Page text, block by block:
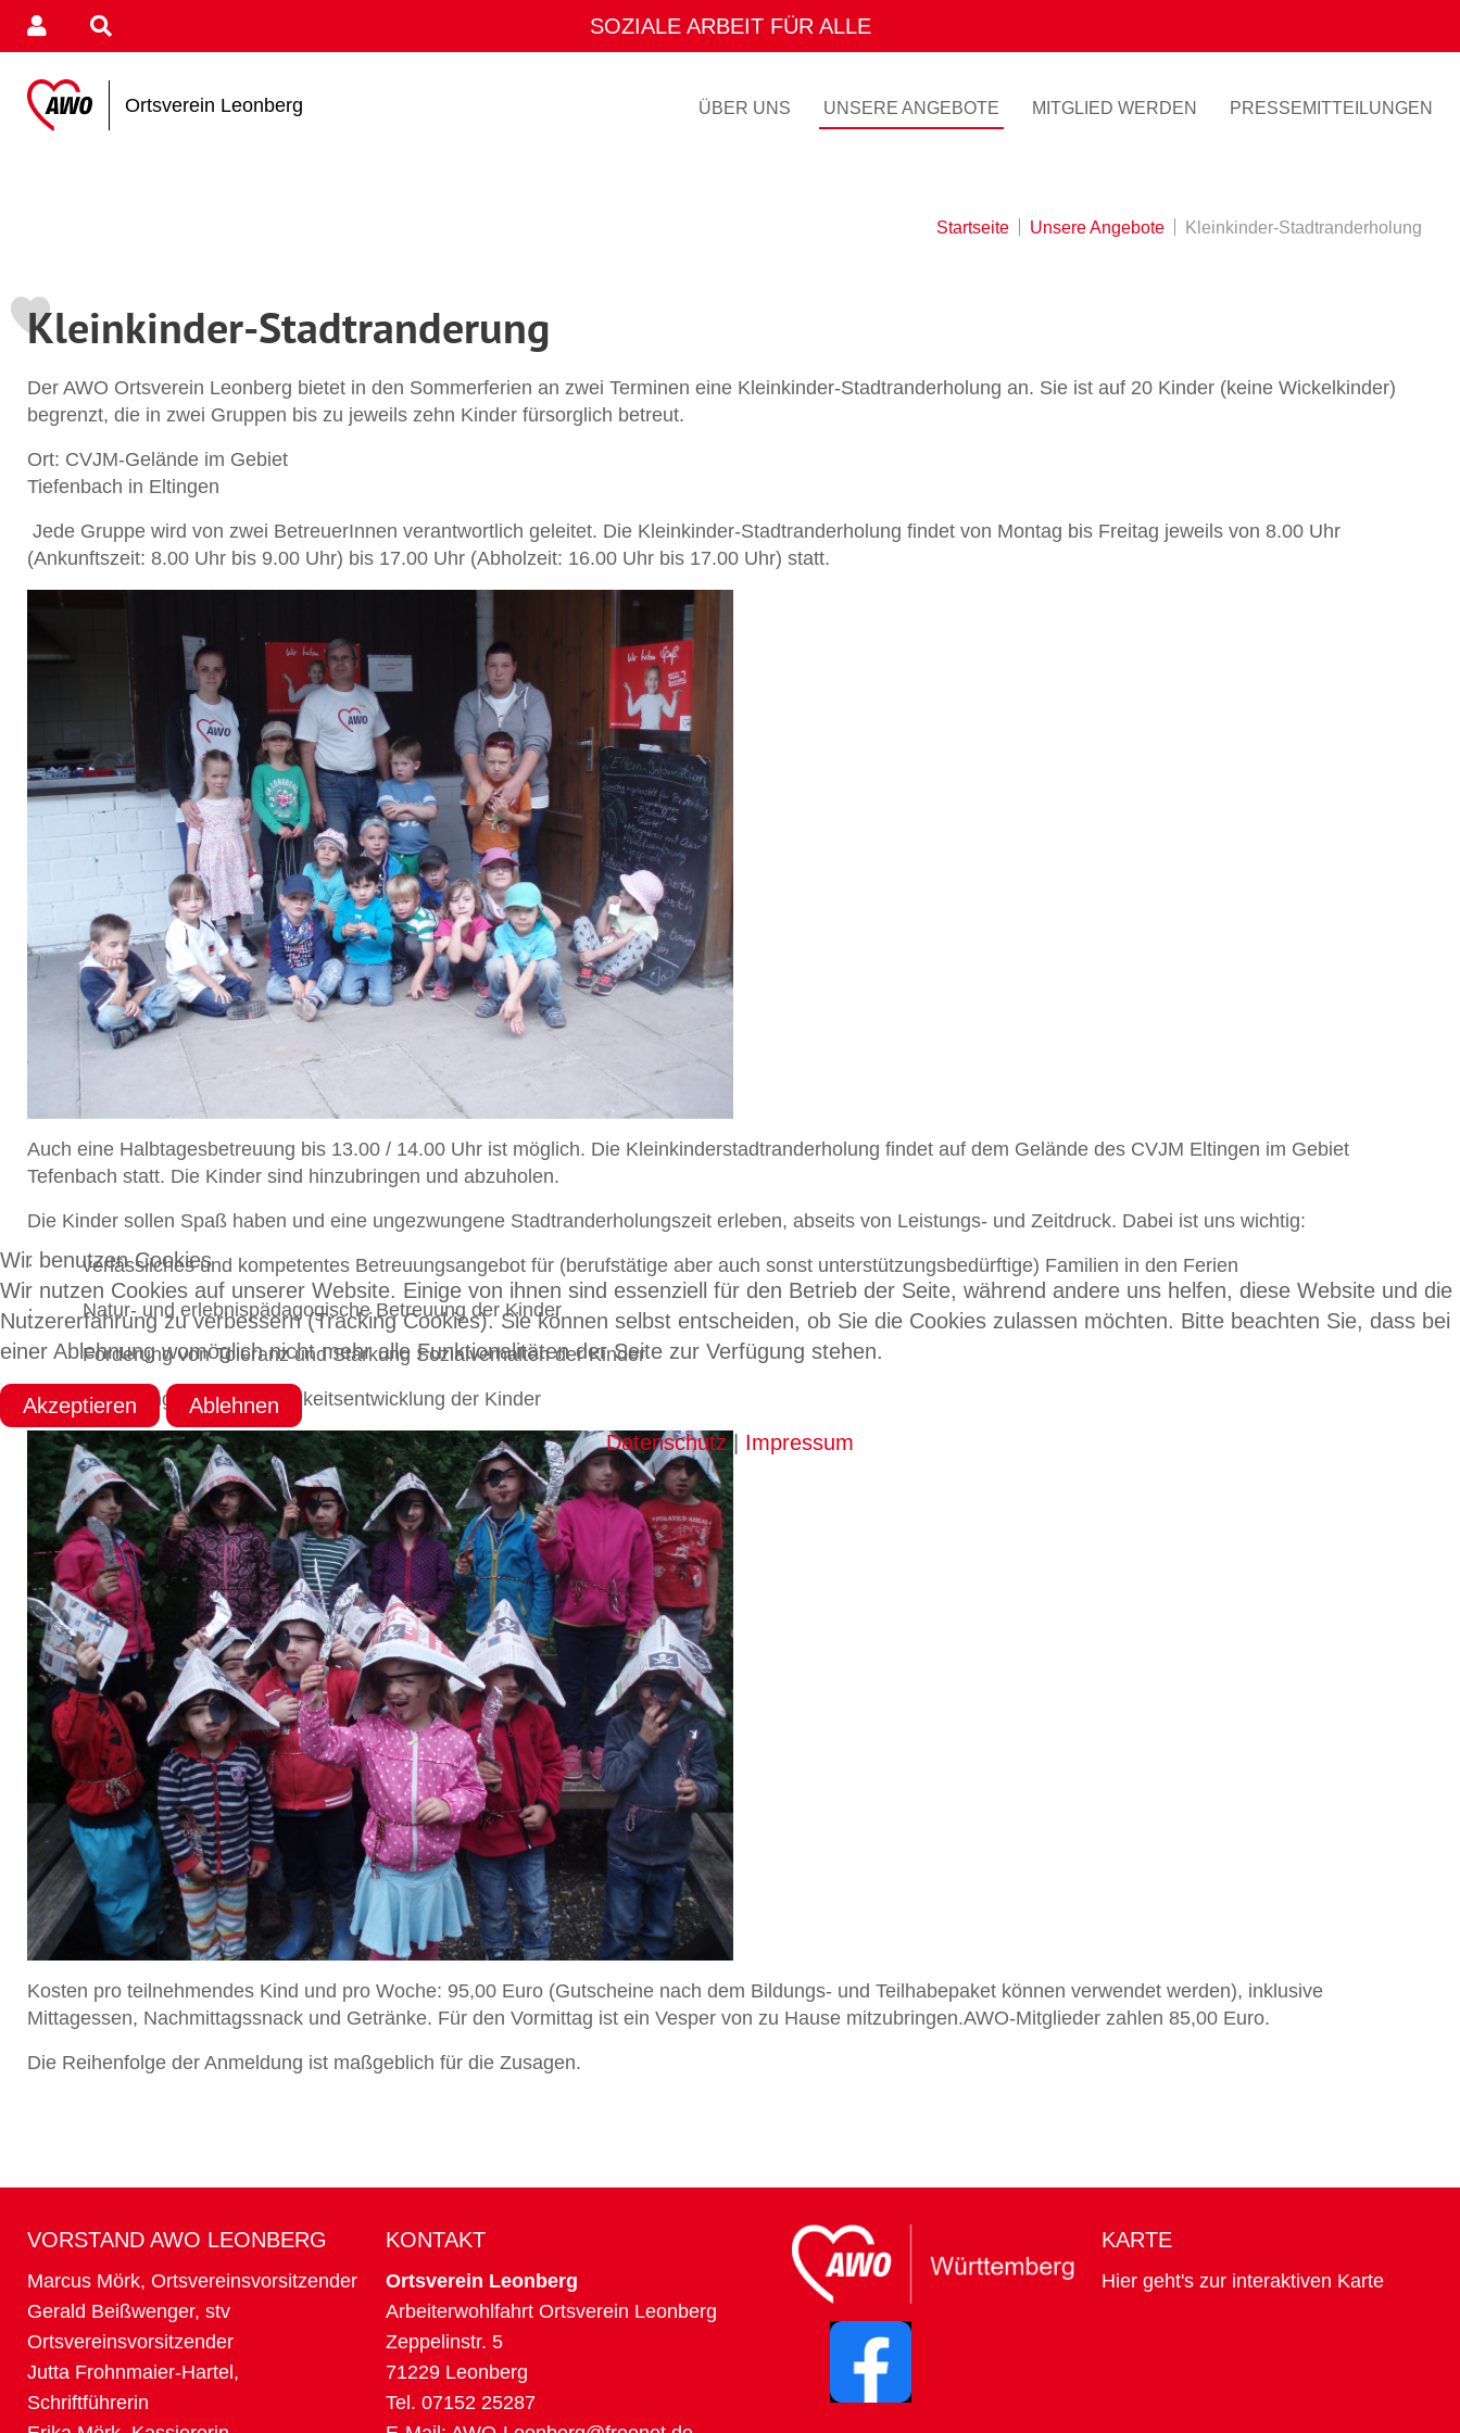
ENGAGEMENT MIT HERZ
Ortsverein Leonberg ÜBER UNS UNSERE ANGEBOTE MITGLIED WERDEN PRESSEMITTEILUNGEN
Startseite Unsere Angebote Kleinkinder-Stadtranderholung
Kleinkinder-Stadtranderung
Der AWO Ortsverein Leonberg bietet in den Sommerferien an zwei Terminen eine Kleinkinder-Stadtranderholung an. Sie ist auf 20 Kinder (keine Wickelkinder)
begrenzt, die in zwei Gruppen bis zu jeweils zehn Kinder fürsorglich betreut.
Ort: CVJM-Gelände im Gebiet
Tiefenbach in Eltingen
Jede Gruppe wird von zwei BetreuerInnen verantwortlich geleitet. Die Kleinkinder-Stadtranderholung findet von Montag bis Freitag jeweils von 8.00 Uhr
(Ankunftszeit: 8.00 Uhr bis 9.00 Uhr) bis 17.00 Uhr (Abholzeit: 16.00 Uhr bis 17.00 Uhr) statt.
Auch eine Halbtagesbetreuung bis 13.00 / 14.00 Uhr ist möglich. Die Kleinkinderstadtranderholung findet auf dem Gelände des CVJM Eltingen im Gebiet
Tefenbach statt. Die Kinder sind hinzubringen und abzuholen.
Die Kinder sollen Spaß haben und eine ungezwungene Stadtranderholungszeit erleben, abseits von Leistungs- und Zeitdruck. Dabei ist uns wichtig:
·verlässliches und kompetentes Betreuungsangebot für (berufstätige aber auch sonst unterstützungsbedürftige) Familien in den Ferien
· Natur- und erlebnispädagogische Betreuung der Kinder
·Förderung von Toleranz und Stärkung Sozialverhalten der Kinder
·Förderung der Persönlichkeitsentwicklung der Kinder
Kosten pro teilnehmendes Kind und pro Woche: 95,00 Euro (Gutscheine nach dem Bildungs- und Teilhabepaket können verwendet werden), inklusive
Mittagessen, Nachmittagssnack und Getränke. Für den Vormittag ist ein Vesper von zu Hause mitzubringen.AWO-Mitglieder zahlen 85,00 Euro.
Die Reihenfolge der Anmeldung ist maßgeblich für die Zusagen.
VORSTAND AWO LEONBERG
Marcus Mörk, Ortsvereinsvorsitzender
Gerald Beißwenger, stv
Ortsvereinsvorsitzender
Jutta Frohnmaier-Hartel,
Schriftführerin
KONTAKT
Ortsverein Leonberg
Arbeiterwohlfahrt Ortsverein Leonberg
Zeppelinstr. 5
71229 Leonberg
Tel. 07152 25287
KARTE
Hier geht's zur interaktiven Karte
Wir benutzen Cookies
Wir nutzen Cookies auf unserer Website. Einige von ihnen sind essenziell für den Betrieb der Seite, während andere uns helfen, diese Website und die
Nutzererfahrung zu verbessern (Tracking Cookies). Sie können selbst entscheiden, ob Sie die Cookies zulassen möchten. Bitte beachten Sie, dass bei
einer Ablehnung womöglich nicht mehr alle Funktionalitäten der Seite zur Verfügung stehen.
Akzeptieren
Ablehnen
Datenschutz| Impressum